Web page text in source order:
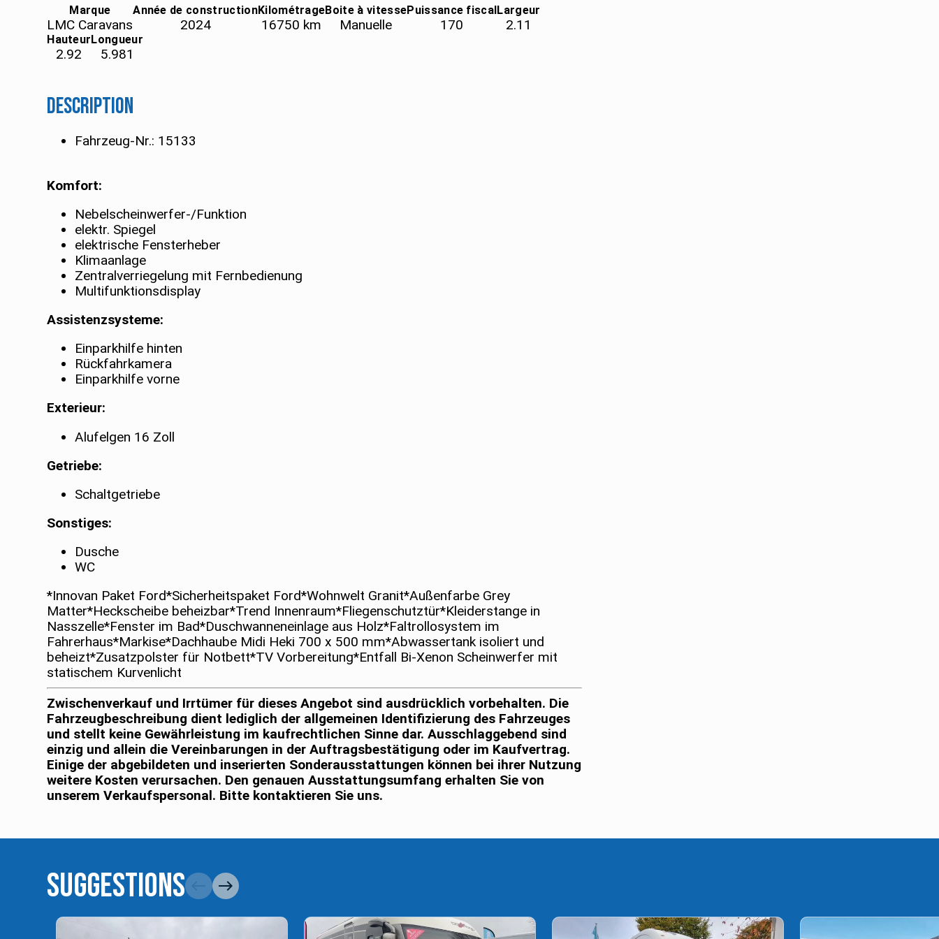
Marque
LMC Caravans
Année de construction
2024
Kilométrage
16750 km
Boite à vitesse
Manuelle
Puissance fiscal
170
Largeur
2.11
Hauteur
2.92
Longueur
5.981
Description
Fahrzeug-Nr.: 15133
Komfort:
Nebelscheinwerfer-/Funktion
elektr. Spiegel
elektrische Fensterheber
Klimaanlage
Zentralverriegelung mit Fernbedienung
Multifunktionsdisplay
Assistenzsysteme:
Einparkhilfe hinten
Rückfahrkamera
Einparkhilfe vorne
Exterieur:
Alufelgen 16 Zoll
Getriebe:
Schaltgetriebe
Sonstiges:
Dusche
WC
*Innovan Paket Ford*Sicherheitspaket Ford*Wohnwelt Granit*Außenfarbe Grey
Matter*Heckscheibe beheizbar*Trend Innenraum*Fliegenschutztür*Kleiderstange in
Nasszelle*Fenster im Bad*Duschwanneneinlage aus Holz*Faltrollosystem im
Fahrerhaus*Markise*Dachhaube Midi Heki 700 x 500 mm*Abwassertank isoliert und
beheizt*Zusatzpolster für Notbett*TV Vorbereitung*Entfall Bi-Xenon Scheinwerfer mit
statischem Kurvenlicht
Zwischenverkauf und Irrtümer für dieses Angebot sind ausdrücklich vorbehalten. Die
Fahrzeugbeschreibung dient lediglich der allgemeinen Identifizierung des Fahrzeuges
und stellt keine Gewährleistung im kaufrechtlichen Sinne dar. Ausschlaggebend sind
einzig und allein die Vereinbarungen in der Auftragsbestätigung oder im Kaufvertrag.
Einige der abgebildeten und inserierten Sonderausstattungen können bei ihrer Nutzung
weitere Kosten verursachen. Den genauen Ausstattungsumfang erhalten Sie von
unserem Verkaufspersonal. Bitte kontaktieren Sie uns.
Suggestions east